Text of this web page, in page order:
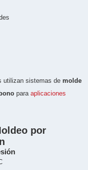
utilizan sistemas de molde
para aplicaciones
por